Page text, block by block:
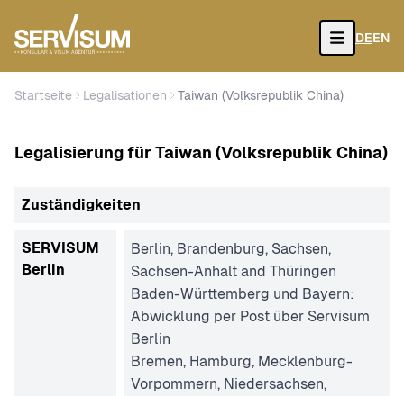
Open
DEEN
Startseite Legalisationen Taiwan (Volksrepublik China)
Legalisierung für Taiwan (Volksrepublik China)
Zuständigkeiten
SERVISUM
Berlin
Berlin, Brandenburg, Sachsen,
Sachsen-Anhalt and Thüringen
Baden-Württemberg und Bayern:
Abwicklung per Post über Servisum
Berlin
Bremen, Hamburg, Mecklenburg-
Vorpommern, Niedersachsen,